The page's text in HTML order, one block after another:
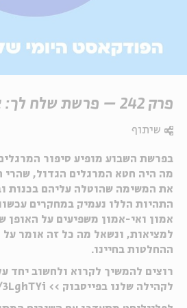
פרק 242 – פרשת שלח לך: אמון
בפרשת השבוע מופיע סיפור
מה היה חטא המרגלים הגדול, שהרי
את המשימה שהוטלה עליהם בכנות
התהיות הללו נעמיק במחקרים
אמון ואי-אמון משפיעים על האופן
למציאות, ונשאל מה כל זה אומר על
ההחלטות בחיינו.
רוצים להמשיך לקרוא ולחשוב יחד
לקהילה שלנו בפייסבוק >> https://bit.ly/3LghTYi
שיתוף